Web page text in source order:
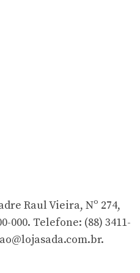
Raul Vieira, Nº 274,
000. Telefone: (88) 3411-
.